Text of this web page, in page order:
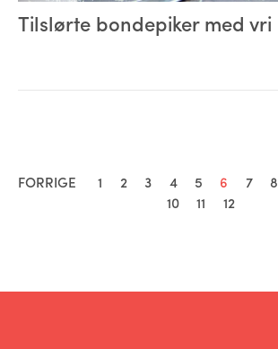
Tilslørte bondepiker med vri
FORRIGE 1 2 3 4 5 6 7 8
10
11 12